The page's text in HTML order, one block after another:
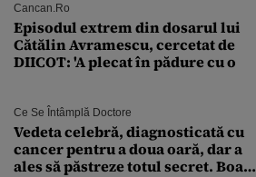
Cancan.ro
Episodul extrem din dosarul lui
Cătălin Avramescu, cercetat de
DIICOT: 'A plecat în pădure cu o
Ce Se Întâmplă Doctore
Vedeta celebră, diagnosticată cu
cancer pentru a doua oară, dar a
ales să păstreze totul secret. Boala